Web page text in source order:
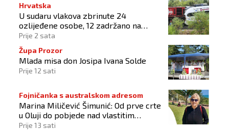
Hrvatska
U sudaru vlakova zbrinute 24
ozlijeđene osobe, 12 zadržano na
liječenju
Prije 2 sata
Župa Prozor
Mlada misa don Josipa Ivana Solde
Prije 12 sati
Fojničanka s australskom adresom
Marina Miličević Šimunić: Od prve crte
u Oluji do pobjede nad vlastitim
„olujama“
Prije 13 sati